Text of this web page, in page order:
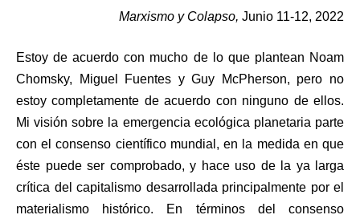
Marxismo y Colapso, Junio 11-12, 2022
Estoy de acuerdo con mucho de lo que plantean Noam
Chomsky, Miguel Fuentes y Guy McPherson, pero no
estoy completamente de acuerdo con ninguno de ellos.
Mi visión sobre la emergencia ecológica planetaria parte
con el consenso científico mundial, en la medida en que
éste puede ser comprobado, y hace uso de la ya larga
crítica del capitalismo desarrollada principalmente por el
materialismo histórico. En términos del consenso